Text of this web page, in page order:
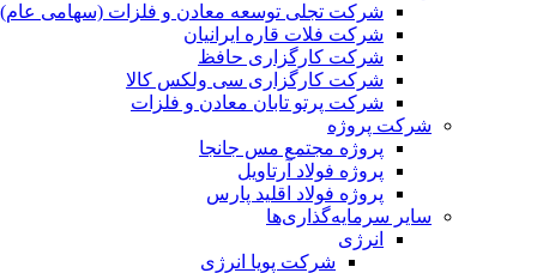
شرکت تجلی توسعه معادن و فلزات (سهامی عام)
شرکت فلات قاره ایرانیان
شرکت کارگزاری حافظ
شرکت کارگزاری سی ولکس کالا
شرکت پرتو تابان معادن و فلزات
شرکت پروژه
پروژه مجتمع مس جانجا
پروژه فولاد آرتاویل
پروژه فولاد اقلید پارس
سایر سرمایه‌گذاری‌ها
انرژی
شرکت پویا انرژی